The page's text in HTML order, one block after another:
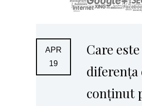
APR
19
Care este
conținut